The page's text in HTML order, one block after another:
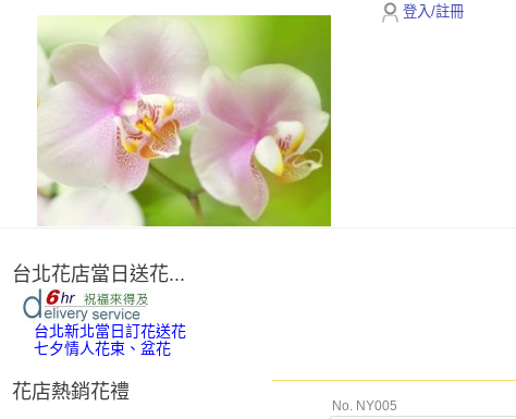
登入/註冊
台北花店當日送花...
台北新北當日訂花送花
七夕情人花束、盆花
花店熱銷花禮
No. NY005